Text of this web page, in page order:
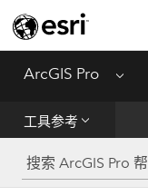
ArcGIS Pro Menu
工具参考
工具参考
Python